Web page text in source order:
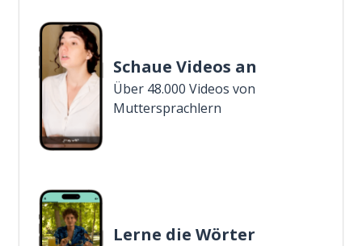
Schaue Videos an
Über 48.000 Videos von
Muttersprachlern
Lerne die Wörter